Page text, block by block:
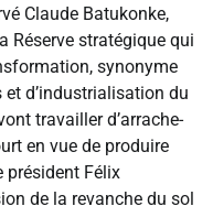
Claude Batukonke,
Réserve stratégique qui
synonyme
d’industrialisation du
travailler d’arrache-
en vue de produire
président Félix
de la revanche du sol